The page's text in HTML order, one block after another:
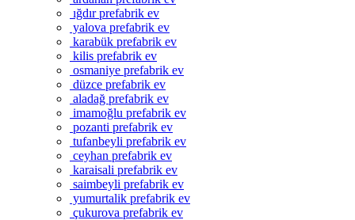
ığdır prefabrik ev
yalova prefabrik ev
karabük prefabrik ev
kilis prefabrik ev
osmaniye prefabrik ev
düzce prefabrik ev
aladağ prefabrik ev
imamoğlu prefabrik ev
pozanti prefabrik ev
tufanbeyli prefabrik ev
ceyhan prefabrik ev
karaisali prefabrik ev
saimbeyli prefabrik ev
yumurtalik prefabrik ev
çukurova prefabrik ev